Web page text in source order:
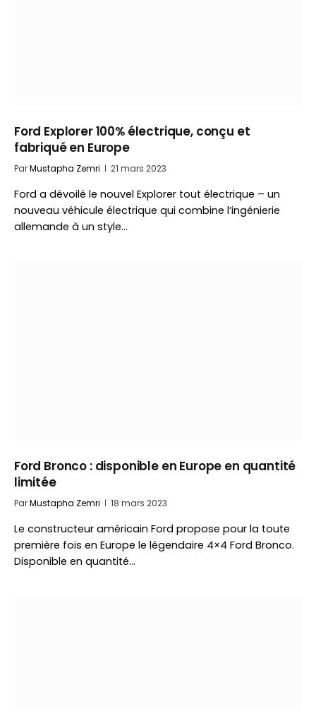
Ford Explorer 100% électrique, conçu et
fabriqué en Europe
ParMustapha Zemri 21 mars 2023
Ford a dévoilé le nouvel Explorer tout électrique – un
nouveau véhicule électrique qui combine l’ingénierie
allemande à un style…
Ford Bronco : disponible en Europe en quantité
limitée
ParMustapha Zemri 18 mars 2023
Le constructeur américain Ford propose pour la toute
première fois en Europe le légendaire 4×4 Ford Bronco.
Disponible en quantité…